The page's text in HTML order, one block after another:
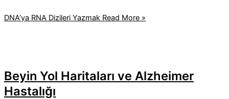
DNA’ya RNA Dizileri Yazmak Read More »
Beyin Yol Haritaları ve Alzheimer
Hastalığı